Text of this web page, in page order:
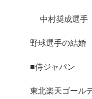
中村奨成選手
野球選手の結婚
■侍ジャパン
東北楽天ゴール